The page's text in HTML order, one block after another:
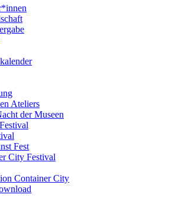
Ateliers
der Museen
Fest
City Festival
Container City